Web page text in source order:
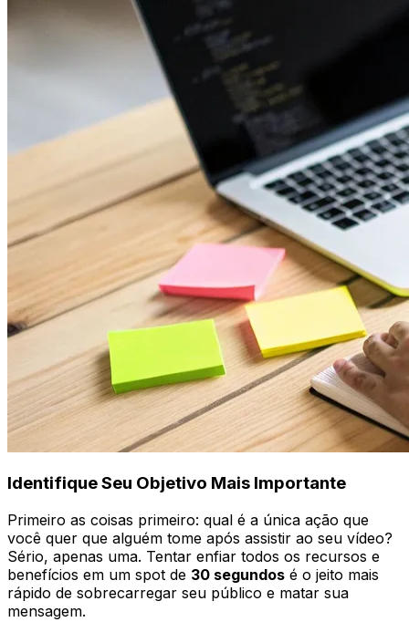
Identifique Seu Objetivo Mais Importante
Primeiro as coisas primeiro: qual é a única ação que
você quer que alguém tome após assistir ao seu vídeo?
Sério, apenas uma. Tentar enfiar todos os recursos e
benefícios em um spot de 30 segundos é o jeito mais
rápido de sobrecarregar seu público e matar sua
mensagem.